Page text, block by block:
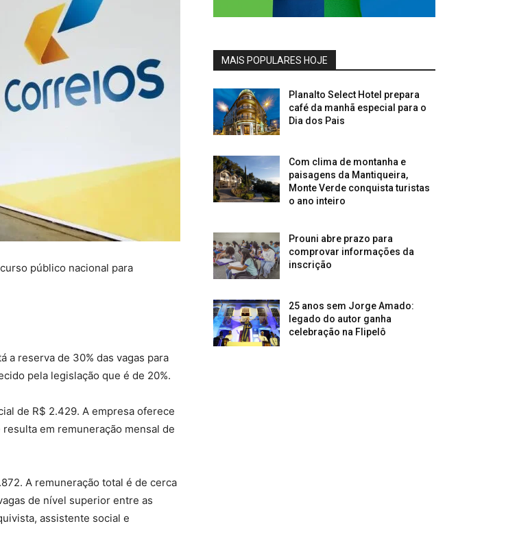
público nacional para
a reserva de 30% das vagas para
pela legislação que é de 20%.
de R$ 2.429. A empresa oferece
em remuneração mensal de
A remuneração total é de cerca
de nível superior entre as
assistente social e
MAIS POPULARES HOJE
Planalto Select Hotel prepara
café da manhã especial para o
Dia dos Pais
Com clima de montanha e
paisagens da Mantiqueira,
Monte Verde conquista turistas
o ano inteiro
Prouni abre prazo para
comprovar informações da
inscrição
25 anos sem Jorge Amado:
legado do autor ganha
celebração na Flipelô